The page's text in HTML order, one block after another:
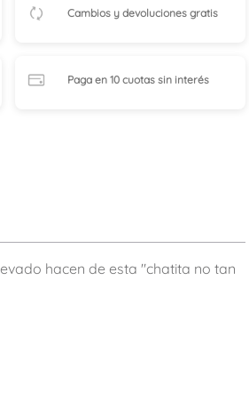
Cambios y devoluciones gratis
Paga en 10 cuotassin interés
hacen de esta "chatita no tan